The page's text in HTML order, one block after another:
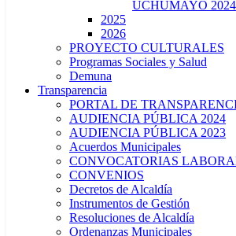
UCHUMAYO
2025
2026
PROYECTO CULTURALES
Programas Sociales y Salud
Demuna
Transparencia
PORTAL DE
AUDIENCIA PÚBLICA 2024
AUDIENCIA PÚBLICA 2023
Acuerdos Municipales
CONVOCATORIAS
CONVENIOS
Decretos de Alcaldía
Instrumentos de Gestión
Resoluciones de Alcaldía
Ordenanzas Municipales